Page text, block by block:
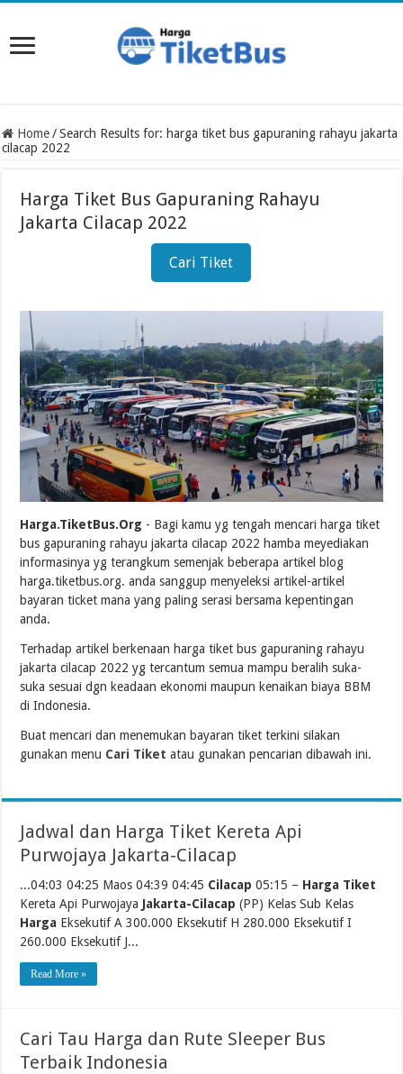
Home / Search Results for: harga tiket bus gapuraning rahayu jakarta
cilacap 2022
Harga Tiket Bus Gapuraning Rahayu
Jakarta Cilacap 2022
Cari Tiket
Harga.TiketBus.Org - Bagi kamu yg tengah mencari harga tiket
bus gapuraning rahayu jakarta cilacap 2022 hamba meyediakan
informasinya yg terangkum semenjak beberapa artikel blog
harga.tiketbus.org. anda sanggup menyeleksi artikel-artikel
bayaran ticket mana yang paling serasi bersama kepentingan
anda.
Terhadap artikel berkenaan harga tiket bus gapuraning rahayu
jakarta cilacap 2022 yg tercantum semua mampu beralih suka-
suka sesuai dgn keadaan ekonomi maupun kenaikan biaya BBM
di Indonesia.
Buat mencari dan menemukan bayaran tiket terkini silakan
gunakan menu Cari Tiket atau gunakan pencarian dibawah ini.
Jadwal dan Harga Tiket Kereta Api
Purwojaya Jakarta-Cilacap
...04:03 04:25 Maos 04:39 04:45 Cilacap 05:15 – Harga Tiket
Kereta Api Purwojaya Jakarta-Cilacap (PP) Kelas Sub Kelas
Harga Eksekutif A 300.000 Eksekutif H 280.000 Eksekutif I
260.000 Eksekutif J...
Read More »
Cari Tau Harga dan Rute Sleeper Bus
Terbaik Indonesia